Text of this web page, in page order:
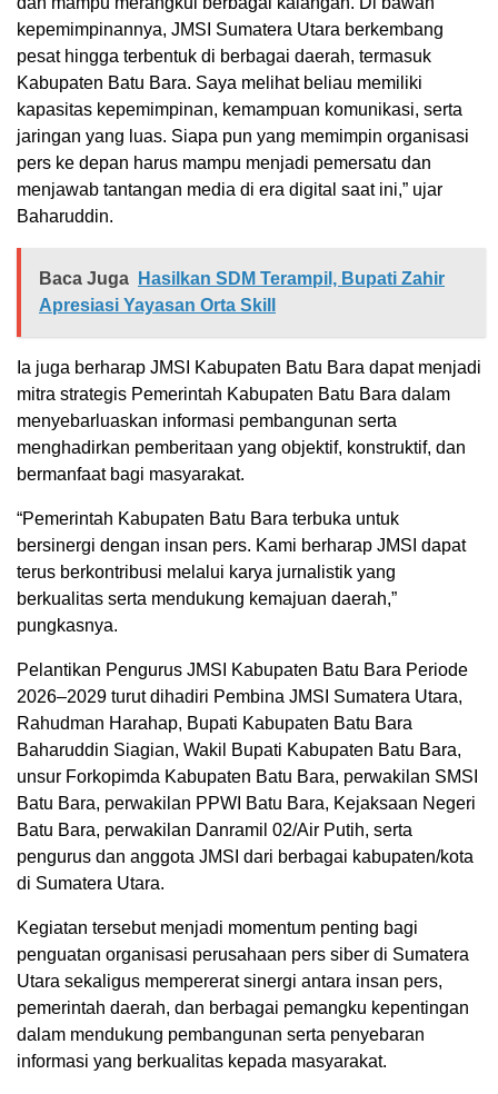
kepemimpinannya, JMSI Sumatera Utara berkembang
pesat hingga terbentuk di berbagai daerah, termasuk
Kabupaten Batu Bara. Saya melihat beliau memiliki
kapasitas kepemimpinan, kemampuan komunikasi, serta
jaringan yang luas. Siapa pun yang memimpin organisasi
pers ke depan harus mampu menjadi pemersatu dan
menjawab tantangan media di era digital saat ini,” ujar
Baharuddin.
Baca Juga
Hasilkan SDM Terampil, Bupati Zahir
Apresiasi Yayasan Orta Skill
Ia juga berharap JMSI Kabupaten Batu Bara dapat menjadi
mitra strategis Pemerintah Kabupaten Batu Bara dalam
menyebarluaskan informasi pembangunan serta
menghadirkan pemberitaan yang objektif, konstruktif, dan
bermanfaat bagi masyarakat.
“Pemerintah Kabupaten Batu Bara terbuka untuk
bersinergi dengan insan pers. Kami berharap JMSI dapat
terus berkontribusi melalui karya jurnalistik yang
berkualitas serta mendukung kemajuan daerah,”
pungkasnya.
Pelantikan Pengurus JMSI Kabupaten Batu Bara Periode
2026–2029 turut dihadiri Pembina JMSI Sumatera Utara,
Rahudman Harahap, Bupati Kabupaten Batu Bara
Baharuddin Siagian, Wakil Bupati Kabupaten Batu Bara,
unsur Forkopimda Kabupaten Batu Bara, perwakilan SMSI
Batu Bara, perwakilan PPWI Batu Bara, Kejaksaan Negeri
Batu Bara, perwakilan Danramil 02/Air Putih, serta
pengurus dan anggota JMSI dari berbagai kabupaten/kota
di Sumatera Utara.
Kegiatan tersebut menjadi momentum penting bagi
penguatan organisasi perusahaan pers siber di Sumatera
Utara sekaligus mempererat sinergi antara insan pers,
pemerintah daerah, dan berbagai pemangku kepentingan
dalam mendukung pembangunan serta penyebaran
informasi yang berkualitas kepada masyarakat.